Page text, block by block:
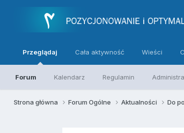
Przeglądaj
Forum Kalendarz Regulamin
Cała aktywność Wieści
Strona główna Forum Ogólne Aktualności Do